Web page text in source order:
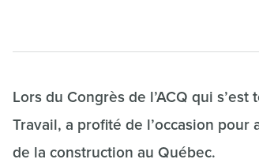
Lors du Congrès de l’ACQ qui
Travail, a profité de l’occasion
de la construction au Québec.